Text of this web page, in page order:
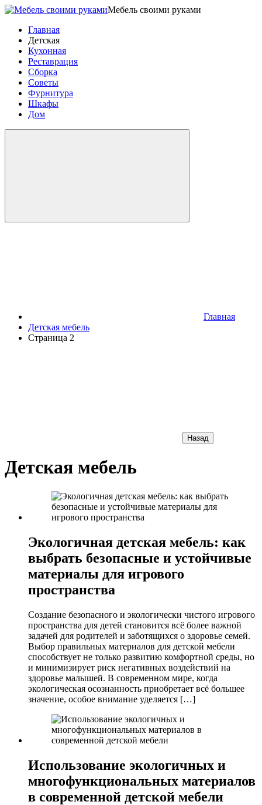
Мебель своими руками
Главная
Детская
Кухонная
Реставрация
Сборка
Советы
Фурнитура
Шкафы
Дом
Главная
Детская мебель
Страница 2
Назад
Детская мебель
Экологичная детская мебель: как
выбрать безопасные и устойчивые
материалы для игрового
пространства
Создание безопасного и экологически чистого игрового
пространства для детей становится всё более важной
задачей для родителей и заботящихся о здоровье семей.
Выбор правильных материалов для детской мебели
способствует не только развитию комфортной среды, но
и минимизирует риск негативных воздействий на
здоровье малышей. В современном мире, когда
экологическая осознанность приобретает всё большее
значение, особое внимание уделяется […]
Использование экологичных и
многофункциональных материалов
в современной детской мебели